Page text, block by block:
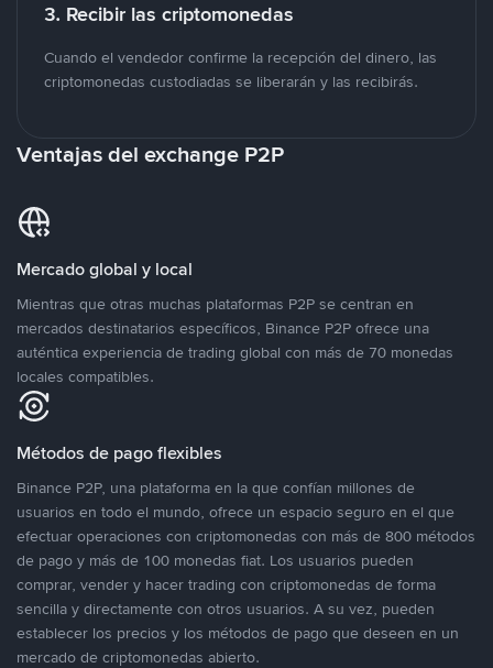
3. Recibir las criptomonedas
Cuando el vendedor confirme la recepción del dinero, las
criptomonedas custodiadas se liberarán y las recibirás.
Ventajas del exchange P2P
Mercado global y local
Mientras que otras muchas plataformas P2P se centran en
mercados destinatarios específicos, Binance P2P ofrece una
auténtica experiencia de trading global con más de 70 monedas
locales compatibles.
Métodos de pago flexibles
Binance P2P, una plataforma en la que confían millones de
usuarios en todo el mundo, ofrece un espacio seguro en el que
efectuar operaciones con criptomonedas con más de 800 métodos
de pago y más de 100 monedas fiat. Los usuarios pueden
comprar, vender y hacer trading con criptomonedas de forma
sencilla y directamente con otros usuarios. A su vez, pueden
establecer los precios y los métodos de pago que deseen en un
mercado de criptomonedas abierto.